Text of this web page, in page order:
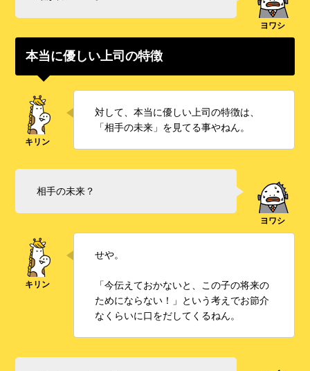
本当に優しい上司の特徴
対して、本当に優しい上司の特徴は、
「相手の未来」を見てる事やねん。
相手の未来？
せや。
「今伝えておかないと、この子の将来の
ためにならない！」という考えでお節介
なくらいに口をだしてくるねん。